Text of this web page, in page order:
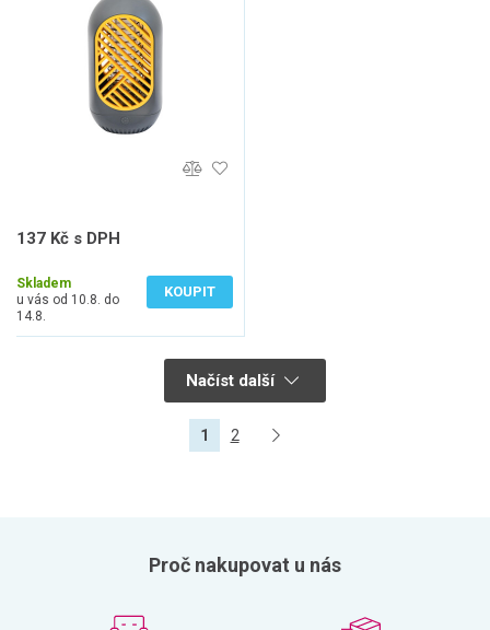
137 Kč s DPH
Skladem
u vás od 10.8. do
14.8.
KOUPIT
Načíst další
1 2
Proč nakupovat u nás